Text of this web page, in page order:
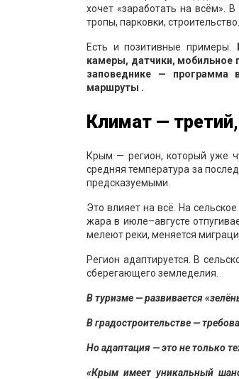
хочет «заработать на всём».
тропы, парковки,
Есть и позитивные примеры.
камеры, датчики, мобильное
заповеднике — программа
маршруты .
Климат —
Крым — регион, который уже
средняя температура за
предсказуемыми.
Это влияет на всё. На
жара в июле–августе
мелеют реки, меняется
Регион адаптируется. В
сберегающего земледелия.
В туризме — развивается
В градостроительстве —
Но адаптация — это не только
«Крым имеет уникальный